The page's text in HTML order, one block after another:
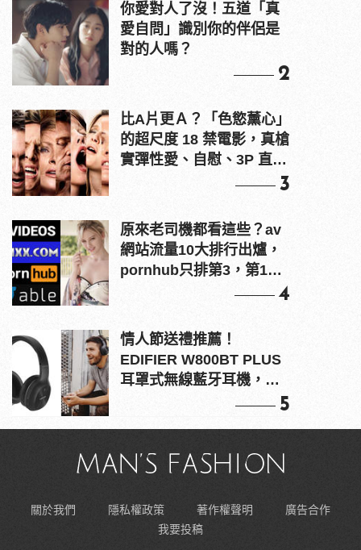
你愛對人了沒！五道「真
愛自問」識別你的伴侶是
對的人嗎？
2
比A片更Ａ？「色慾薰心」
的超尺度 18 禁電影，真槍
實彈性愛、自慰、3P 直接
3
原來老司機都看這些？av
網站流量10大排行出爐，
pornhub只排第3，第1名
4
情人節送禮推薦！
EDIFIER W800BT PLUS
耳罩式無線藍牙耳機，在
5
關於我們 隱私權政策 著作權聲明
廣告合作
我要投稿